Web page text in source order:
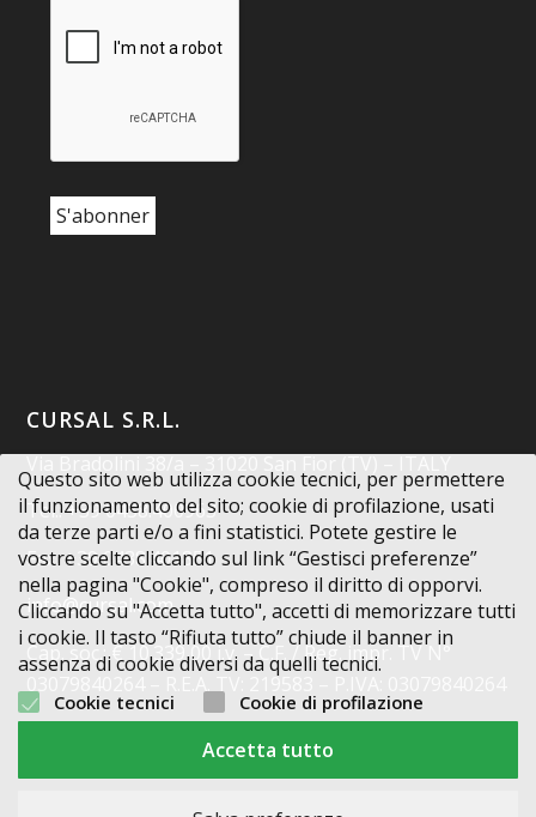
CURSAL S.R.L.
Via Bradolini 38/a – 31020 San Fior (TV) – ITALY
Tel.: +39 0438.400963
Fax: +39 0438.401851
info@cursal.com
Cap. soc.: € 10.339,00 i.v. – C.F. / Reg. impr. TV N°
03079840264 – R.E.A. TV: 219583 – P.IVA: 03079840264
Questo sito web utilizza cookie tecnici, per permettere
il funzionamento del sito; cookie di profilazione, usati
da terze parti e/o a fini statistici. Potete gestire le
vostre scelte cliccando sul link “Gestisci preferenze”
nella pagina "Cookie", compreso il diritto di opporvi.
Cliccando su "Accetta tutto", accetti di memorizzare tutti
i cookie. Il tasto “Rifiuta tutto” chiude il banner in
assenza di cookie diversi da quelli tecnici.
Cookie tecnici Cookie di profilazione
Accetta tutto